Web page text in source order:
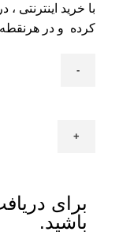
کرده و در هرنقطه
برای
باشید.